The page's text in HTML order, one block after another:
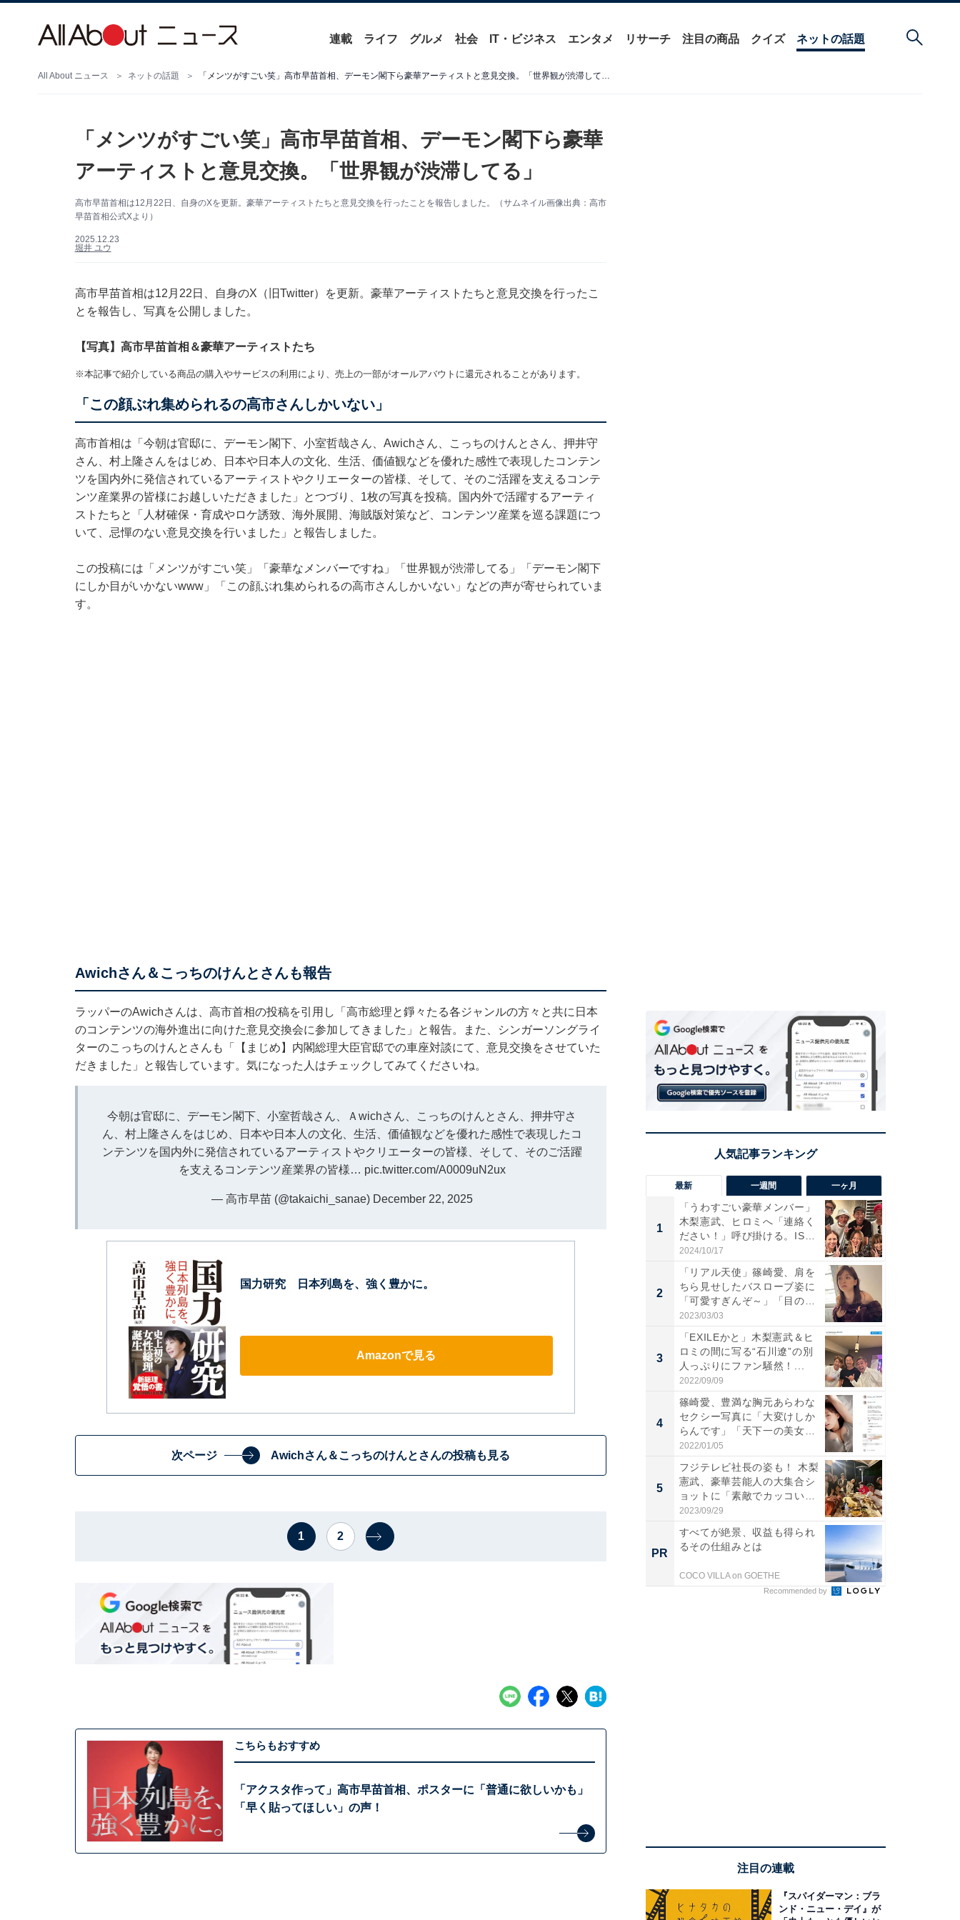
連載 ライフ グルメ 社会 IT・ビジネス エンタメ リサーチ 注目の商品 クイズ ネットの話題
All About ニュース ネットの話題 「メンツがすごい笑」高市早苗首相、デーモン閣下ら豪華アーティストと意見交換。「世界観が渋滞してる」
「メンツがすごい笑」高市早苗首相、デーモン閣下ら豪華
アーティストと意見交換。「世界観が渋滞してる」
高市早苗首相は12月22日、自身のXを更新。豪華アーティストたちと意見交換を行ったことを報告しました。（サムネイル画像出典：高市
早苗首相公式Xより）
2025.12.23
堀井 ユウ
高市早苗首相は12月22日、自身のX（旧Twitter）を更新。豪華アーティストたちと意見交換を行ったこ
とを報告し、写真を公開しました。
【写真】高市早苗首相＆豪華アーティストたち
※本記事で紹介している商品の購入やサービスの利用により、売上の一部がオールアバウトに還元されることがあります。
「この顔ぶれ集められるの高市さんしかいない」
高市首相は「今朝は官邸に、デーモン閣下、小室哲哉さん、Awichさん、こっちのけんとさん、押井守
さん、村上隆さんをはじめ、日本や日本人の文化、生活、価値観などを優れた感性で表現したコンテン
ツを国内外に発信されているアーティストやクリエーターの皆様、そして、そのご活躍を支えるコンテ
ンツ産業界の皆様にお越しいただきました」とつづり、1枚の写真を投稿。国内外で活躍するアーティ
ストたちと「人材確保・育成やロケ誘致、海外展開、海賊版対策など、コンテンツ産業を巡る課題につ
いて、忌憚のない意見交換を行いました」と報告しました。
この投稿には「メンツがすごい笑」「豪華なメンバーですね」「世界観が渋滞してる」「デーモン閣下
にしか目がいかないwww」「この顔ぶれ集められるの高市さんしかいない」などの声が寄せられていま
す。
Awichさん＆こっちのけんとさんも報告
ラッパーのAwichさんは、高市首相の投稿を引用し「高市総理と錚々たる各ジャンルの方々と共に日本
のコンテンツの海外進出に向けた意見交換会に参加してきました」と報告。また、シンガーソングライ
ターのこっちのけんとさんも「【まじめ】内閣総理大臣官邸での車座対談にて、意見交換をさせていた
だきました」と報告しています。気になった人はチェックしてみてくださいね。
今朝は官邸に、デーモン閣下、小室哲哉さん、Ａwichさん、こっちのけんとさん、押井守さ
ん、村上隆さんをはじめ、日本や日本人の文化、生活、価値観などを優れた感性で表現したコ
ンテンツを国内外に発信されているアーティストやクリエーターの皆様、そして、そのご活躍
を支えるコンテンツ産業界の皆様… pic.twitter.com/A0009uN2ux
— 高市早苗 (@takaichi_sanae) December 22, 2025
国力研究 日本列島を、強く豊かに。
Amazonで見る
次ページ Awichさん＆こっちのけんとさんの投稿も見る
1 2
こちらもおすすめ
「アクスタ作って」高市早苗首相、ポスターに「普通に欲しいかも」
「早く貼ってほしい」の声！
最新 一週間 一ヶ月
1
「うわすごい豪華メンバー」
木梨憲武、ヒロミへ「連絡く
ださい！」呼び掛ける。IS
S...
2024/10/17
2
「リアル天使」篠崎愛、肩を
ちら見せしたバスローブ姿に
「可愛すぎんぞ～」「目の表
情...
2023/03/03
3
「EXILEかと」木梨憲武＆ヒ
ロミの間に写る“石川遼”の別
人っぷりにファン騒然！...
2022/09/09
4
篠崎愛、豊満な胸元あらわな
セクシー写真に「大変けしか
らんです」「天下一の美女で
す...
2022/01/05
5
フジテレビ社長の姿も！ 木梨
憲武、豪華芸能人の大集合シ
ョットに「素敵でカッコい
い...
2023/09/29
PR
すべてが絶景、収益も得られ
るその仕組みとは
COCO VILLA on GOETHE
Recommended by
注目の連載
『スパイダーマン：ブラ
ンド・ニュー・デイ』が